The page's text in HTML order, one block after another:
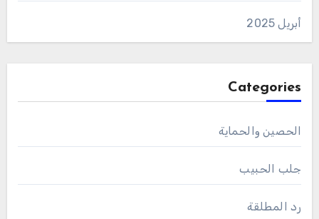
أبريل 2025
Categories
الحصين والحماية
جلب الحبيب
رد المطلقة